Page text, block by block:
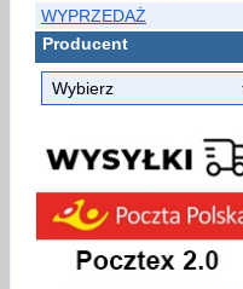
WYPRZEDAŻ
Producent